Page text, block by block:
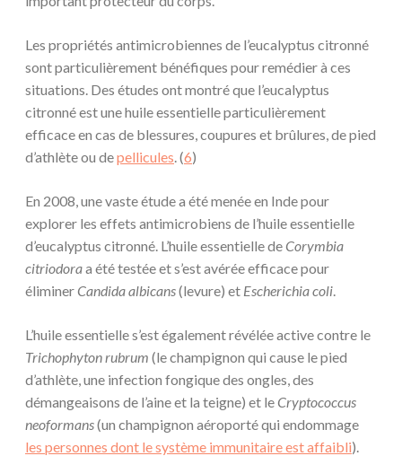
Les propriétés antimicrobiennes de l’eucalyptus citronné
sont particulièrement bénéfiques pour remédier à ces
situations. Des études ont montré que l’eucalyptus
citronné est une huile essentielle particulièrement
efficace en cas de blessures, coupures et brûlures, de pied
d’athlète ou depellicules . (6)
En 2008, une vaste étude a été menée en Inde pour
explorer les effets antimicrobiens de l’huile essentielle
d’eucalyptus citronné. L’huile essentielle deCorymbia
citriodoraa été testée et s’est avérée efficace pour
éliminerCandida albicans(levure) et Escherichia coli
L’huile essentielle s’est également révélée active contre le
Trichophyton rubrum (le champignon qui cause le pied
d’athlète, une infection fongique des ongles, des
démangeaisons de l’aine et la teigne) et leCryptococcus
neoformans(un champignon aéroporté qui endommage
les personnes dont le système immunitaire est affaibli).